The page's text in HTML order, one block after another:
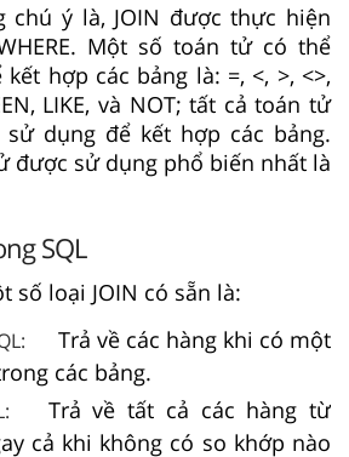
chú ý là, JOIN được thực hiện
Một số toán tử có thể
hợp các bảng là: =, <, >, <>,
LIKE, và NOT; tất cả toán tử
dụng để kết hợp các bảng.
được sử dụng phổ biến nhất là
SQL
số loại JOIN có sẵn là:
Trả về các hàng khi có một
các bảng.
Trả về tất cả các hàng từ
cả khi không có so khớp nào